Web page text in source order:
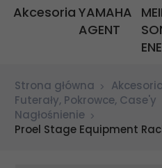
Akcesoria YAMAHA
AGENT
Strona główna
Futerały, Pokrowce, Case'y
Nagłośnienie
Proel Stage Equipment